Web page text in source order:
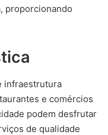
proporcionando
infraestrutura
e comércios
podem desfrutar
de qualidade